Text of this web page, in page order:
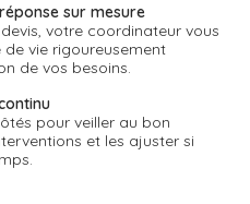
sur mesure
votre coordinateur vous
de vie rigoureusement
de vos besoins.
pour veiller au bon
et les ajuster si